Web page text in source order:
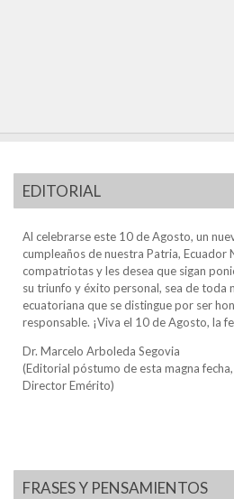
EDITORIAL
Al celebrarse este 10 de Agosto, un
cumpleaños de nuestra Patria, Ecuador
compatriotas y les desea que sigan
su triunfo y éxito personal, sea de toda
ecuatoriana que se distingue por ser
responsable. ¡Viva el 10 de Agosto, la
Dr. Marcelo Arboleda Segovia
(Editorial póstumo de esta magna
Director Emérito)
FRASES Y PENSAMIENTOS